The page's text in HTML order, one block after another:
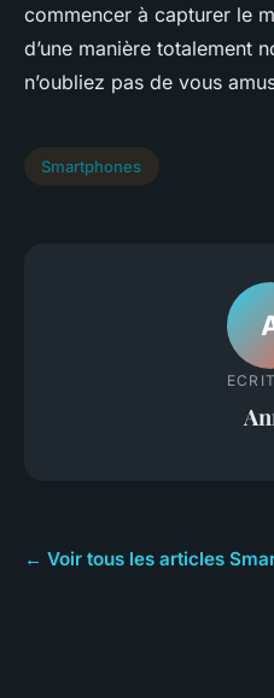
commencer à capturer le
d’une manière totalement
n’oubliez pas de vous
Smartphones
← Voir tous les articles